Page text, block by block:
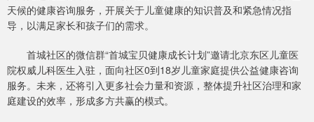
天候的健康咨询服务，开展关于儿童健康的知识普及和紧急情况指
导，以满足家长和孩子们的需求。
首城社区的微信群“首城宝贝健康成长计划”邀请北京东区儿童医
院权威儿科医生入驻，面向社区0到18岁儿童家庭提供公益健康咨询
服务。未来，还将引入更多社会力量和资源，整体提升社区治理和家
庭建设的效率，形成多方共赢的模式。